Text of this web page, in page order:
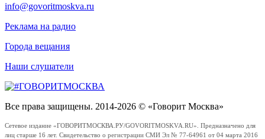
info@govoritmoskva.ru
Реклама на радио
Города вещания
Наши слушатели
Все права защищены. 2014-2026 © «Говорит Москва»
Сетевое издание «ГОВОРИТМОСКВА.РУ/GOVORITMOSKVA.RU». Предназначено для
лиц старше 16 лет. Свидетельство о регистрации СМИ Эл № 77-64961 от 04 марта 2016